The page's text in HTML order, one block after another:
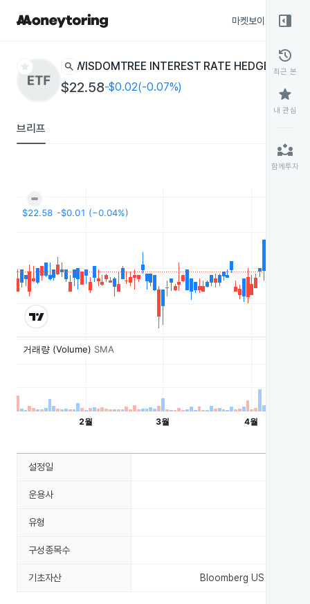
마켓보이스
star search WISDOMTREE INTEREST RATE HEDGED US
$22.58-$0.02(-0.07%)
브리프
right_panel_open
history
최근 본
star
내 관심
partner_exchange
함께투자